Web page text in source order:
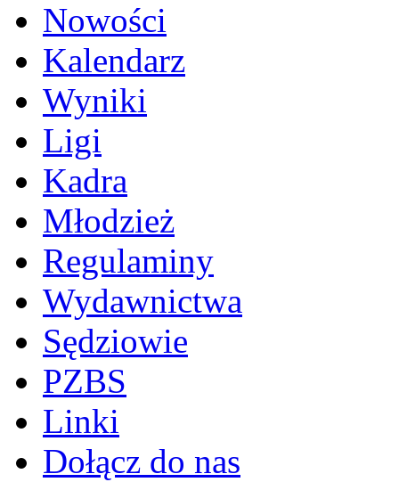
Nowości
Kalendarz
Wyniki
Ligi
Kadra
Młodzież
Regulaminy
Wydawnictwa
Sędziowie
PZBS
Linki
Dołącz do nas